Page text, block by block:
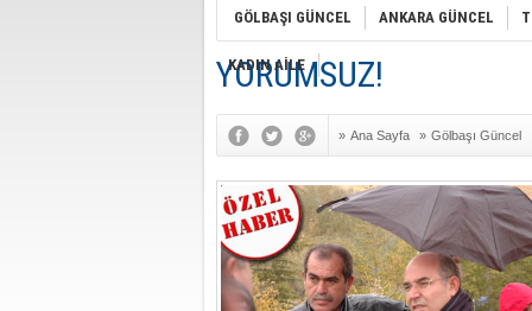
GÖLBAŞI GÜNCEL ANKARA GÜNCEL
KADIN AİLE
YORUMSUZ!
» Ana Sayfa » Gölbaşı Güncel